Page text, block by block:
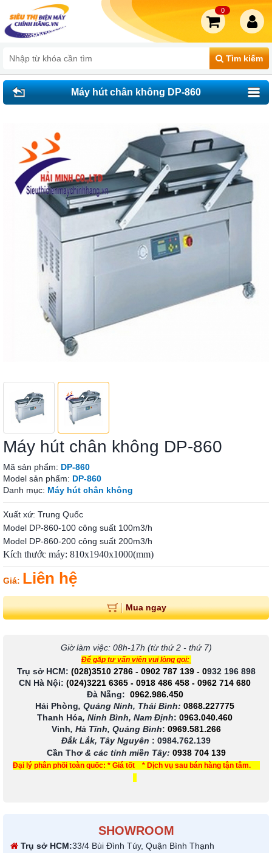
Tìm kiếm
0
Máy hút chân không DP-860
Máy hút chân không DP-860
Mã sản phẩm: DP-860
Model sản phẩm: DP-860
Danh mục: Máy hút chân không
Xuất xứ: Trung Quốc
Model DP-860-100 công suất 100m3/h
Model DP-860-200 công suất 200m3/h
Kích thước máy: 810x1940x1000(mm)
Giá: Liên hệ
Mua ngay
Giờ làm việc: 08h-17h (từ thứ 2 - thứ 7)
Để gặp tư vấn viên vui lòng gọi:
Trụ sở HCM: (028)3510 2786 - 0902 787 139- 0932 196 898
CN Hà Nội: (024)3221 6365 - 0918 486 458 - 0962 714 680
Đà Nẵng: 0962.986.450
Hải Phòng, Quảng Ninh, Thái Bình: 0868.227775
Thanh Hóa, Ninh Bình, Nam Định: 0963.040.460
Vinh, Hà Tĩnh, Quảng Bình: 0969.581.266
Đắk Lắk, Tây Nguyên : 0984.762.139
Cần Thơ & các tỉnh miền Tây: 0938 704 139
Đại lý phân phối toàn quốc: * Giá tốt * Dịch vụ sau bán hàng tận tâm.
SHOWROOM
Trụ sở HCM:33/4 Bùi Đình Túy, Quận Bình Thạnh